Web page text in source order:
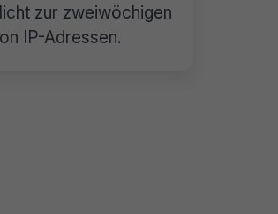
zur zweiwöchigen
IP-Adressen.